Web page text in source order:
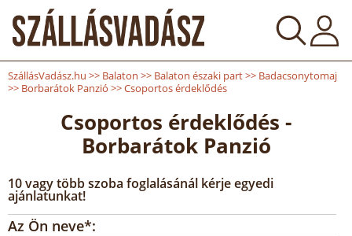
SzállásVadász.hu >> Balaton >> Balaton északi part>> Badacsonytomaj
>> Borbarátok Panzió >>Csoportos érdeklődés
Csoportos érdeklődés -
Borbarátok Panzió
10 vagy több szoba foglalásánál kérje egyedi
ajánlatunkat!
Az Ön neve*: